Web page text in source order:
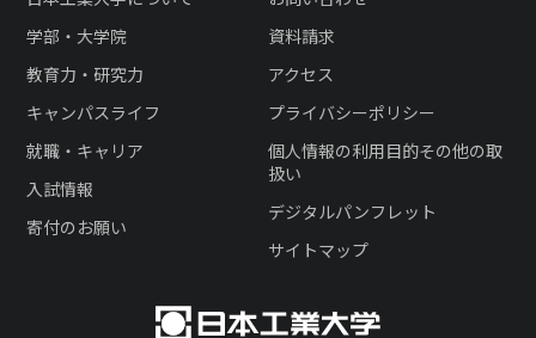
学部・大学院
教育力・研究力
キャンパスライフ
就職・キャリア
入試情報
寄付のお願い
資料請求
アクセス
プライバシーポリシー
個人情報の利用目的その他の取
扱い
デジタルパンフレット
サイトマップ